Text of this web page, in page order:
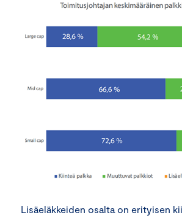
Lisäeläkkeiden osalta on erityisen